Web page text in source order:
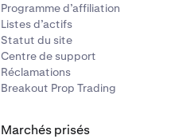
Programme d’affiliation
Listes d’actifs
Statut du site
Centre de support
Réclamations
Breakout Prop Trading
Marchés prisés